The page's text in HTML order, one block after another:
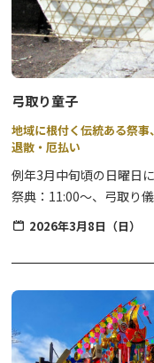
供を授かったら）お礼
※岩崎観世音堂は、普段
方は、本祭または８月
い）」の際にぜひお越し
弓取り童子
地域に根付く伝統ある祭
退散・厄払い
例年3月中旬頃の日曜日
祭典：11:00～、弓取り
次第）
場所：三所（さんしょ）
家内繁栄と地域発展を祈
2026年3月8日（日）